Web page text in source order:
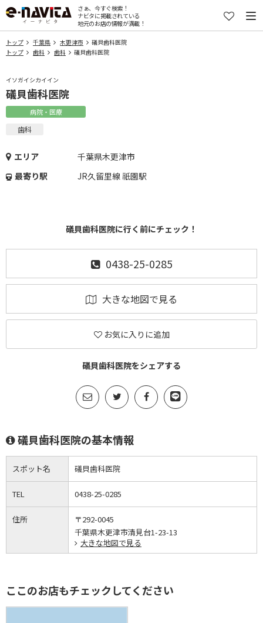
さぁ、今すぐ検索！
ナビタに掲載されている
地元のお店の情報が満載！
トップ 千葉県 木更津市
礒貝歯科医院
トップ
歯科 歯科 礒貝歯科医院
イソガイシカイイン
礒貝歯科医院
病院・医療
歯科
エリア
千葉県木更津市
最寄り駅
JR久留里線 祇園駅
礒貝歯科医院に行く前にチェック！
0438-25-0285
大きな地図で見る
お気に入りに追加
礒貝歯科医院をシェアする
礒貝歯科医院の基本情報
スポット名 礒貝歯科医院
TEL 0438-25-0285
住所
〒292-0045
千葉県木更津市清見台1-23-13
大きな地図で見る
ここのお店もチェックしてください